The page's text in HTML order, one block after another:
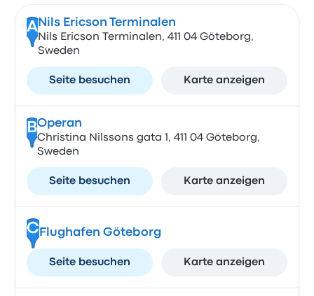
A Nils Ericson Terminalen
Nils Ericson Terminalen, 411 04 Göteborg,
Sweden
Seite besuchen Karte anzeigen
BOperan
Christina Nilssons gata 1, 411 04 Göteborg,
Sweden
Seite besuchen Karte anzeigen
C Flughafen Göteborg
Seite besuchen Karte anzeigen